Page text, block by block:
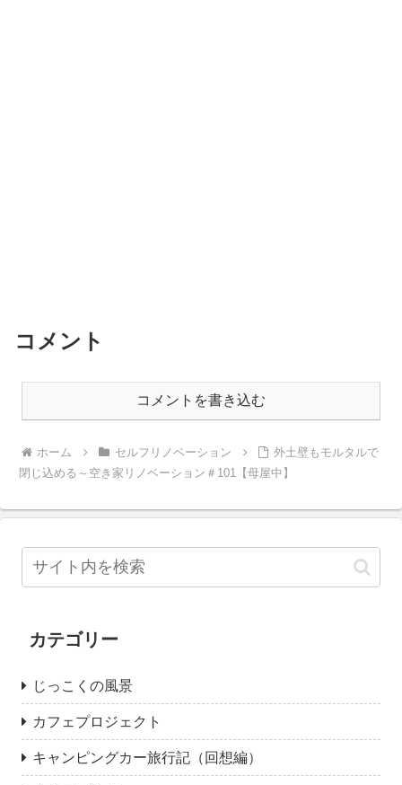
コメント
コメントを書き込む
ホーム セルフリノベーション
外土壁もモルタルで
閉じ込める～空き家リノベーション＃101【母屋中】
カテゴリー
じっこくの風景
カフェプロジェクト
キャンピングカー旅行記（回想編）